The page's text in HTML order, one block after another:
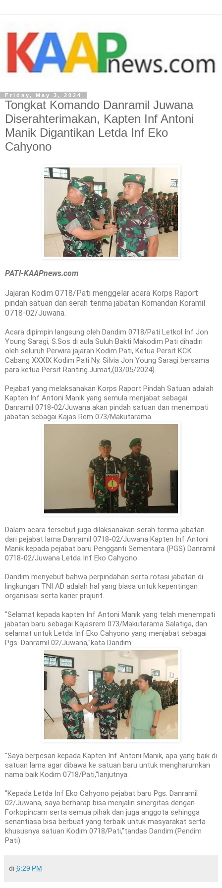
Friday, May 3, 2024
Tongkat Komando Danramil Juwana
Diserahterimakan, Kapten Inf Antoni
Manik Digantikan Letda Inf Eko
Cahyono
PATI-KAAPnews.com
Jajaran Kodim 0718/Pati menggelar acara Korps Raport
pindah satuan dan serah terima jabatan Komandan Koramil
0718-02/Juwana.
Acara dipimpin langsung oleh Dandim 0718/Pati Letkol Inf Jon
Young Saragi, S.Sos di aula Suluh Bakti Makodim Pati dihadiri
oleh seluruh Perwira jajaran Kodim Pati, Ketua Persit KCK
Cabang XXXIX Kodim Pati Ny. Silvia Jon Young Saragi bersama
para ketua Persit Ranting.Jumat,(03/05/2024).
Pejabat yang melaksanakan Korps Raport Pindah Satuan adalah
Kapten Inf Antoni Manik yang semula menjabat sebagai
Danramil 0718-02/Juwana akan pindah satuan dan menempati
jabatan sebagai Kajas Rem 073/Makutarama.
Dalam acara tersebut juga dilaksanakan serah terima jabatan
dari pejabat lama Danramil 0718-02/Juwana Kapten Inf Antoni
Manik kepada pejabat baru Pengganti Sementara (PGS) Danramil
0718-02/Juwana Letda Inf Eko Cahyono.
Dandim menyebut bahwa perpindahan serta rotasi jabatan di
lingkungan TNI AD adalah hal yang biasa untuk kepentingan
organisasi serta karier prajurit.
"Selamat kepada kapten Inf Antoni Manik yang telah menempati
jabatan baru sebagai Kajasrem 073/Makutarama Salatiga, dan
selamat untuk Letda Inf Eko Cahyono yang menjabat sebagai
Pgs. Danramil 02/Juwana,"kata Dandim.
"Saya berpesan kepada Kapten Inf Antoni Manik, apa yang baik di
satuan lama agar dibawa ke satuan baru untuk mengharumkan
nama baik Kodim 0718/Pati,"lanjutnya.
"Kepada Letda Inf Eko Cahyono pejabat baru Pgs. Danramil
02/Juwana, saya berharap bisa menjalin sinergitas dengan
Forkopincam serta semua pihak dan juga anggota sehingga
senantiasa bisa berbuat yang terbaik untuk masyarakat serta
khususnya satuan Kodim 0718/Pati,"tandas Dandim.(Pendim
Pati)
di 6:29 PM